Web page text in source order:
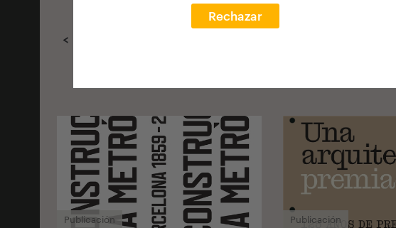
Rechazar
< Hautatu iragazkiak
Publicación Publicación